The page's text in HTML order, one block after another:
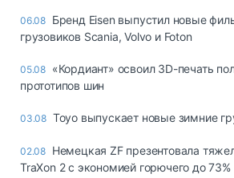
06.08 Бренд Eisen выпустил новые
грузовиков Scania, Volvo и Foton
05.08 «Кордиант» освоил 3D-печать
прототипов шин
03.08 Toyo выпускает новые зимние
02.08 Немецкая ZF презентовала
TraXon 2 с экономией горючего до 73%